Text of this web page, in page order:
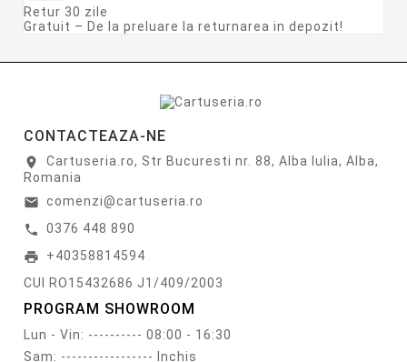
Retur 30 zile
Gratuit – De la preluare la returnarea in depozit!
CONTACTEAZA-NE
location_on
Cartuseria.ro, Str Bucuresti nr. 88, Alba Iulia, Alba,
Romania
email comenzi@cartuseria.ro
call 0376 448 890
print
+40358814594
CUI RO15432686 J1/409/2003
PROGRAM SHOWROOM
Lun - Vin: ---------- 08:00 - 16:30
Sam: ----------------- Inchis